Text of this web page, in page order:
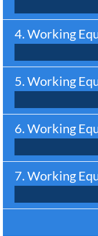
4. Working
5. Working
6. Working
7. Working